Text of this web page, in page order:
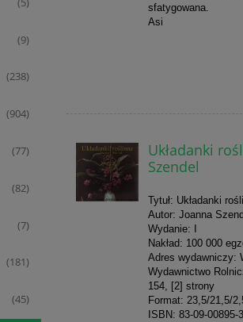
(9)
(238)
(904)
(77)
(82)
(7)
(181)
(45)
sfatygowana.
Asi
Układanki
Szendel
Tytuł: Układanki
Autor: Joanna
Wydanie: I
Nakład: 100 000
Adres wydawniczy:
Wydawnictwo
154, [2] strony
Format: 23,5/21,5/
ISBN: 83-09-00895-3